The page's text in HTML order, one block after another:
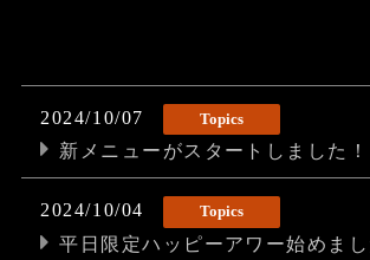
2024/10/07 Topics
新メニューがスタートしました！
2024/10/04 Topics
平日限定ハッピーアワー始めまし